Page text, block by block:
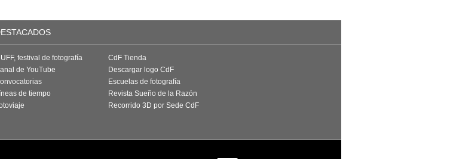
festival de fotografía
de YouTube
de tiempo
CdF Tienda
Descargar logo CdF
Escuelas de fotografía
Revista Sueño de la Razón
Recorrido 3D por Sede CdF